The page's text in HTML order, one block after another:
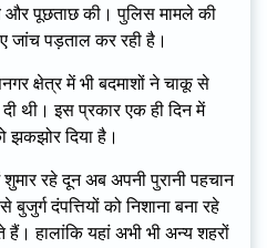
पूछताछ की। पुलिस मामले की
जांच पड़ताल कर रही है।
क्षेत्र में भी बदमाशों ने चाकू से
थी। इस प्रकार एक ही दिन में
दिया है।
रहे दून अब अपनी पुरानी पहचान
दंपत्तियों को निशाना बना रहे
हालांकि यहां अभी भी अन्य शहरों